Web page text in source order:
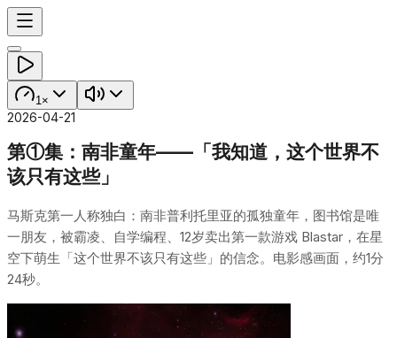
1×
2026-04-21
第①集：南非童年——「我知道，这个世界不
该只有这些」
马斯克第一人称独白：南非普利托里亚的孤独童年，图书馆是唯
一朋友，被霸凌、自学编程、12岁卖出第一款游戏 Blastar，在星
空下萌生「这个世界不该只有这些」的信念。电影感画面，约1分
24秒。